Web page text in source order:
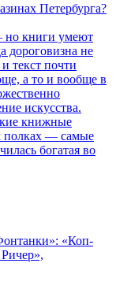
Петербурга?
но книги умеют
дороговизна не
текст почти
а то и вообще в
искусства.
книжные
полках — самые
богатая во
«Коп-